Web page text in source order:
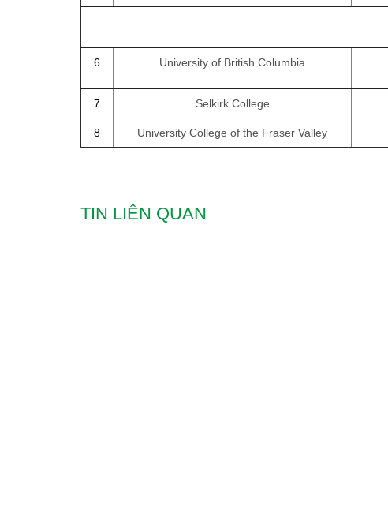
6 University of British Columbia
7 Selkirk College
8 University College of the Fraser Valley
TIN LIÊN QUAN